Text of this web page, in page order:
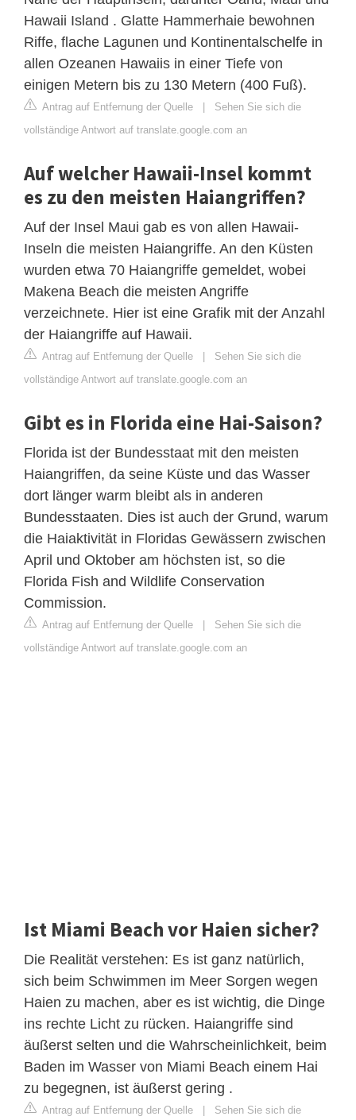
Hawaii Island . Glatte Hammerhaie bewohnen
Riffe, flache Lagunen und Kontinentalschelfe in
allen Ozeanen Hawaiis in einer Tiefe von
einigen Metern bis zu 130 Metern (400 Fuß).
Antrag auf Entfernung der Quelle | Sehen Sie sich die
vollständige Antwort auf translate.google.com an
Auf welcher Hawaii-Insel kommt
es zu den meisten Haiangriffen?
Auf der Insel Maui gab es von allen Hawaii-
Inseln die meisten Haiangriffe. An den Küsten
wurden etwa 70 Haiangriffe gemeldet, wobei
Makena Beach die meisten Angriffe
verzeichnete. Hier ist eine Grafik mit der Anzahl
der Haiangriffe auf Hawaii.
Antrag auf Entfernung der Quelle | Sehen Sie sich die
vollständige Antwort auf translate.google.com an
Gibt es in Florida eine Hai-Saison?
Florida ist der Bundesstaat mit den meisten
Haiangriffen, da seine Küste und das Wasser
dort länger warm bleibt als in anderen
Bundesstaaten. Dies ist auch der Grund, warum
die Haiaktivität in Floridas Gewässern zwischen
April und Oktober am höchsten ist, so die
Florida Fish and Wildlife Conservation
Commission.
Antrag auf Entfernung der Quelle | Sehen Sie sich die
vollständige Antwort auf translate.google.com an
Ist Miami Beach vor Haien sicher?
Die Realität verstehen: Es ist ganz natürlich,
sich beim Schwimmen im Meer Sorgen wegen
Haien zu machen, aber es ist wichtig, die Dinge
ins rechte Licht zu rücken. Haiangriffe sind
äußerst selten und die Wahrscheinlichkeit, beim
Baden im Wasser von Miami Beach einem Hai
zu begegnen, ist äußerst gering .
Antrag auf Entfernung der Quelle | Sehen Sie sich die